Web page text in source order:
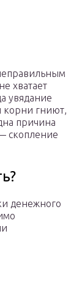
хватает
увядание
корни гниют,
причина
скопление
денежного